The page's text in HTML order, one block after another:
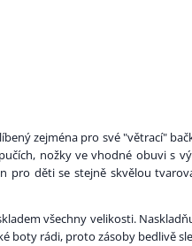
zejména pro své "větrací"
nožky ve vhodné obuvi s
pro děti se stejně skvělou
všechny velikosti.
boty rádi, proto zásoby bedlivě